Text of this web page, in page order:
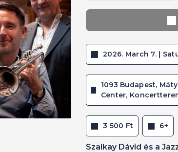
2026. March 7. |
1093 Budapest,
Center,
3 500 Ft 6+
Szalkay Dávid és a